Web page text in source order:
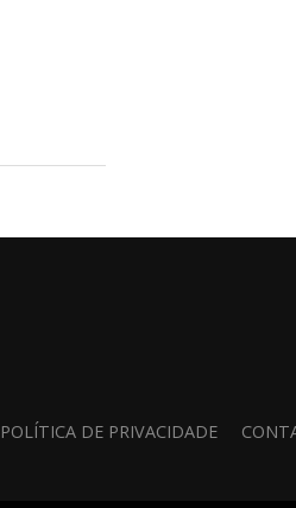
POLÍTICA DE PRIVACIDADE